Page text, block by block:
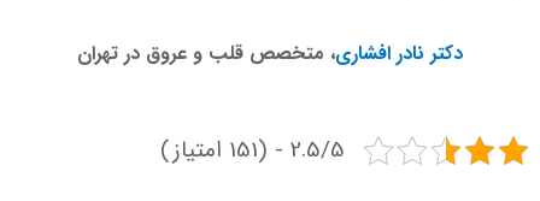
دکتر نادر افشاری، متخصص قلب و عروق در تهران
2.5/5 - (151 امتیاز)